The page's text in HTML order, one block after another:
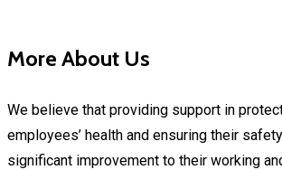
More About Us
We believe that providing support in
employees’ health and ensuring their
significant improvement to their working